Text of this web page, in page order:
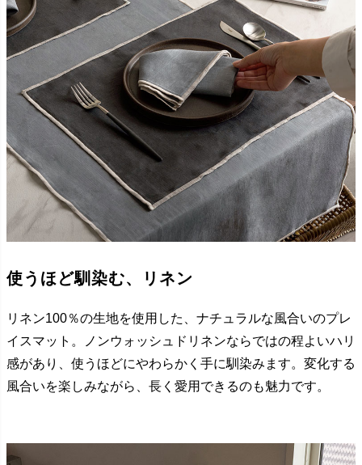
使うほど馴染む、リネン
リネン100％の生地を使用した、ナチュラルな風合いのプレ
イスマット。ノンウォッシュドリネンならではの程よいハリ
感があり、使うほどにやわらかく手に馴染みます。変化する
風合いを楽しみながら、長く愛用できるのも魅力です。